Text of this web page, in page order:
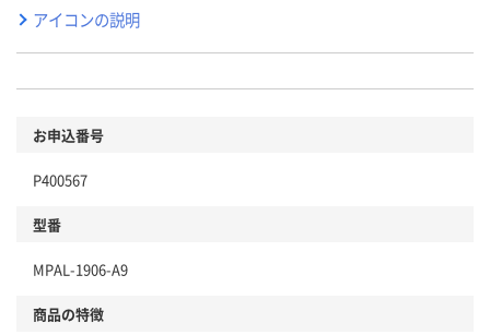
アイコンの説明
お申込番号
P400567
型番
MPAL-1906-A9
商品の特徴